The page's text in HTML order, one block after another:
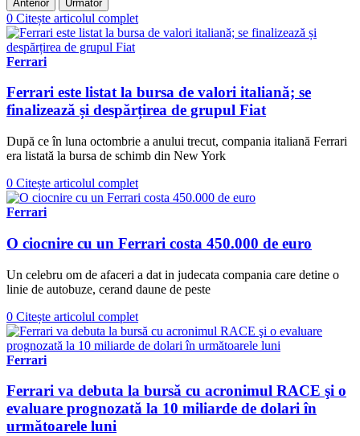
Anterior Următor
0 Citește articolul complet
Ferrari
Ferrari este listat la bursa de valori italiană; se
finalizează și despărțirea de grupul Fiat
După ce în luna octombrie a anului trecut, compania italiană Ferrari
era listată la bursa de schimb din New York
0 Citește articolul complet
Ferrari
O ciocnire cu un Ferrari costa 450.000 de euro
Un celebru om de afaceri a dat in judecata compania care detine o
linie de autobuze, cerand daune de peste
0 Citește articolul complet
Ferrari
Ferrari va debuta la bursă cu acronimul RACE şi o
evaluare prognozată la 10 miliarde de dolari în
următoarele luni